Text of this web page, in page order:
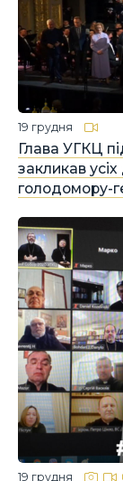
Глава УГКЦ
закликав
голодомору-
19 грудня
19 грудня